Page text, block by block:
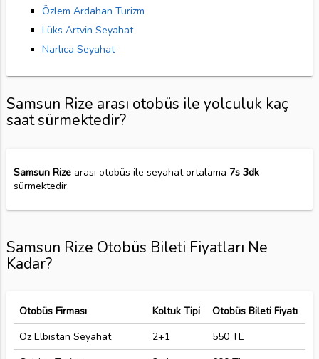
Özlem Ardahan Turizm
Lüks Artvin Seyahat
Narlıca Seyahat
Samsun Rize arası otobüs ile yolculuk kaç
saat sürmektedir?
Samsun Rizearası otobüs ile seyahat ortalama 7s 3dk
sürmektedir.
Samsun Rize Otobüs Bileti Fiyatları Ne
Kadar?
Otobüs Firması Koltuk Tipi
Otobüs Bileti Fiyatı
Öz Elbistan Seyahat
2+1
550 TL